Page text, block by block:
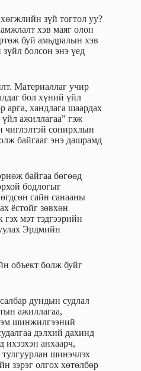
зүй тогтол уу?
хэв маяг олон
буй амьдралын хэв
болсон энэ үед
Материаллаг учир
бол хүний үйл
арга, хандлага шаардах
ажиллагаа” гэж
чиглэлтэй сонирхлын
байгааг энэ дашрамд
байгаа бөгөөд
бодлогыг
сайн санааны
ёстойг зөвхөн
мэт тэдгээрийн
Эрдмийн
объект болж буйг
дундын судлал
ажиллагаа,
шинжилгээний
дэлхий дахинд
анхаарч,
тулгуурлан шинэчлэх
зэрэг олгох хөтөлбөр